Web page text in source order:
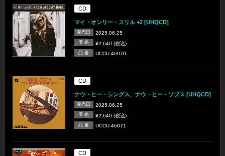
CD
マイ・オンリー・スリル +2 [UHQCD]
発売日 2025.06.25
価 格 ¥2,640 (税込)
品 番 UCCU-46070
CD
ナウ・ヒー・シングス、ナウ・ヒー・ソブス [UHQCD]
発売日 2025.06.25
価 格 ¥2,640 (税込)
品 番 UCCU-46071
CD